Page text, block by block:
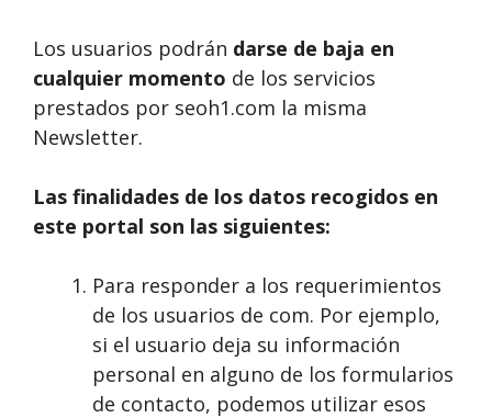
Los usuarios podrán darse de baja en
cualquier momento de los servicios
prestados por seoh1.com la misma
Newsletter.
Las finalidades de los datos recogidos en
este portal son las siguientes:
Para responder a los requerimientos
de los usuarios de com. Por ejemplo,
si el usuario deja su información
personal en alguno de los formularios
de contacto, podemos utilizar esos